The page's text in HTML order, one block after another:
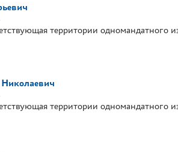
территории
территории